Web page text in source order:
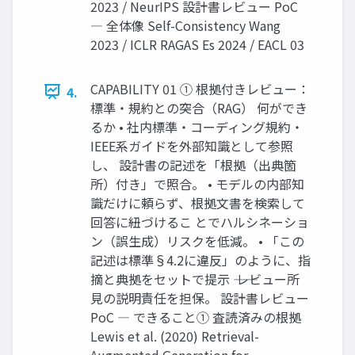
2023 / NeurIPS 設計書レビュー PoC
― 全体像 Self-Consistency Wang
2023 / ICLR RAGAS Es 2024 / EACL 03
4.
CAPABILITY 01 ① 根拠付きレビュー：
標準・規約との突合（RAG） 何ができ
るか • 社内標準・コーディング規約・
IEEE系ガイドを外部知識として参照
し、 設計書の記述を「根拠（出典箇
所）付き」で照合。 • モデルの内部知
識だけに頼らず、根拠文書を検索して
回答に紐づけるこ とでハルシネーショ
ン（誤生成）リスクを低減。 • 「この
記述は標準§4.2に違反」のように、指
摘と典拠をセットで提示 ―― レビュー所
見の説明責任を担保。 設計書レビュー
PoC ― できること① 査読済みの根拠
Lewis et al. (2020) Retrieval-